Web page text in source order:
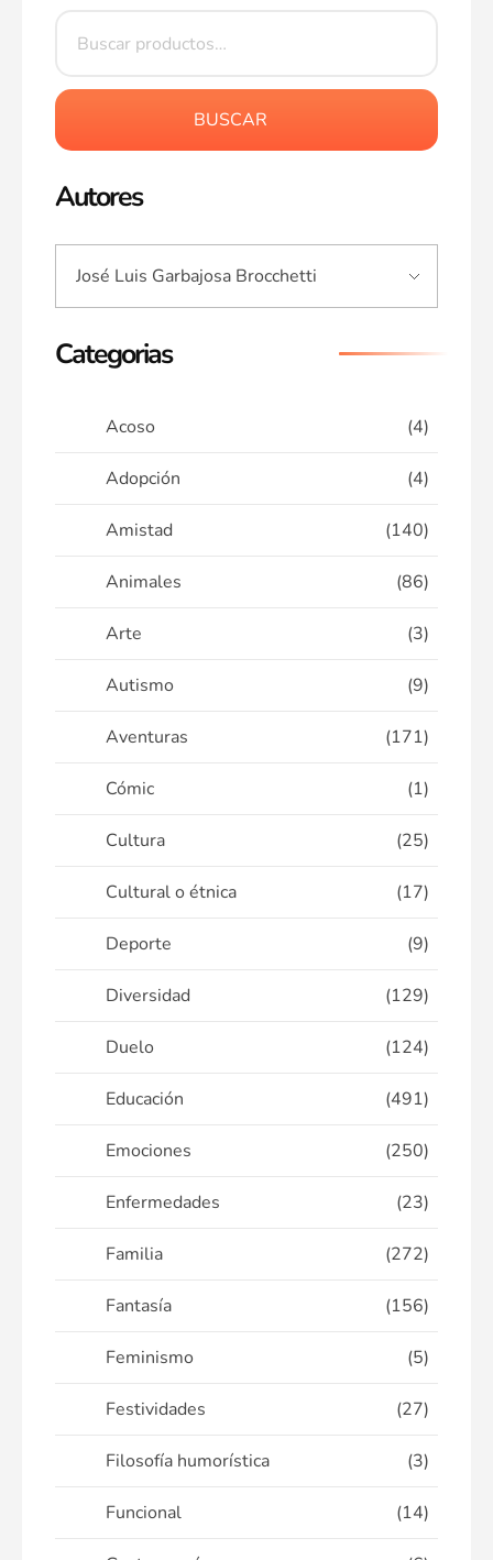
BUSCAR
Autores
Categorias
Acoso (4)
Adopción (4)
Amistad (140)
Animales (86)
Arte (3)
Autismo (9)
Aventuras (171)
Cómic (1)
Cultura (25)
Cultural o étnica (17)
Deporte (9)
Diversidad (129)
Duelo (124)
Educación (491)
Emociones (250)
Enfermedades (23)
Familia (272)
Fantasía (156)
Feminismo (5)
Festividades (27)
Filosofía humorística (3)
Funcional (14)